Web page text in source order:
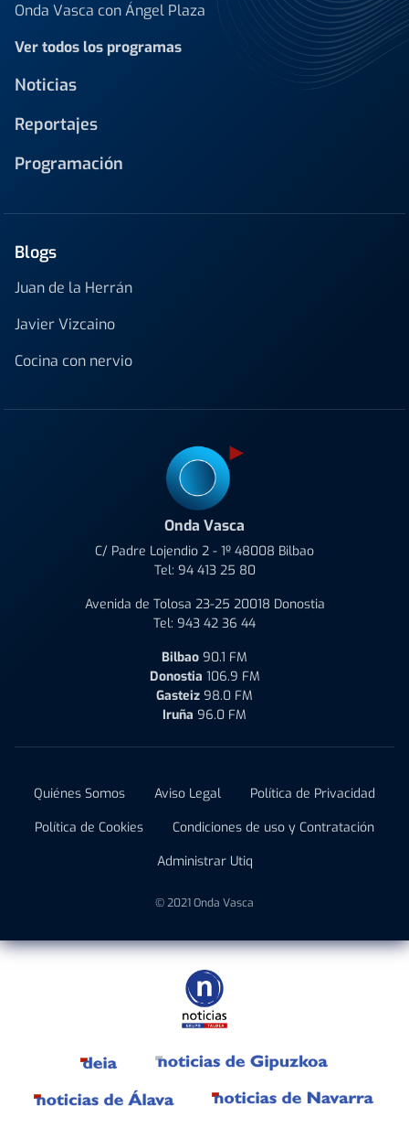
Onda Vasca con Ángel Plaza
Ver todos los programas
Noticias
Reportajes
Programación
Blogs
Juan de la Herrán
Javier Vizcaino
Cocina con nervio
Onda Vasca
C/ Padre Lojendio 2 - 1º 48008 Bilbao
Tel: 94 413 25 80
Avenida de Tolosa 23-25 20018 Donostia
Tel: 943 42 36 44
Bilbao 90.1 FM
Donostia 106.9 FM
Gasteiz 98.0 FM
Iruña 96.0 FM
Quiénes Somos Aviso Legal
Política de Privacidad
Política de Cookies
Condiciones de uso y Contratación
Administrar Utiq
© 2021 Onda Vasca